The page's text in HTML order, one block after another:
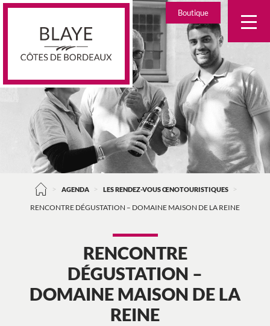
Skip
Boutique
> AGENDA > LES RENDEZ-VOUS ŒNOTOURISTIQUES >
RENCONTRE DÉGUSTATION – DOMAINE MAISON DE LA REINE
RENCONTRE
DÉGUSTATION –
DOMAINE MAISON DE LA
REINE